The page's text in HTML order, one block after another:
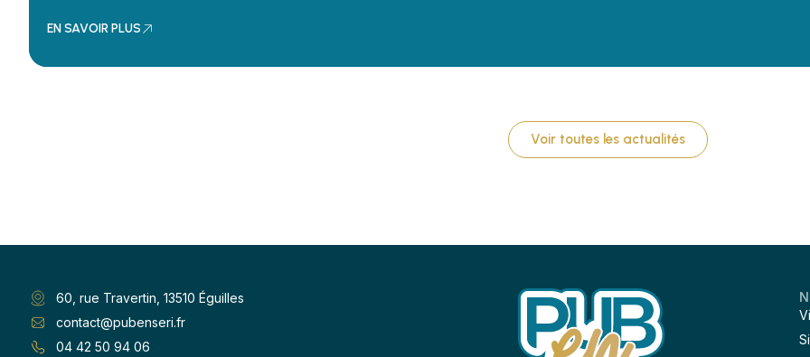
EN SAVOIR PLUS
Voir toutes les actualités
60, rue Travertin, 13510 Éguilles
contact@pubenseri.fr
04 42 50 94 06